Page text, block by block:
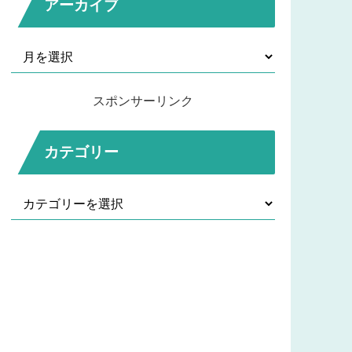
アーカイブ
スポンサーリンク
カテゴリー